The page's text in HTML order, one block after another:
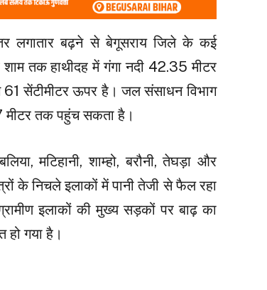
लगातार बढ़ने से बेगूसराय जिले के कई
शाम तक हाथीदह में गंगा नदी 42.35 मीटर
सेंटीमीटर ऊपर है। जल संसाधन विभाग
तक पहुंच सकता है।
मटिहानी, शाम्हो, बरौनी, तेघड़ा और
के निचले इलाकों में पानी तेजी से फैल रहा
इलाकों की मुख्य सड़कों पर बाढ़ का
हो गया है।